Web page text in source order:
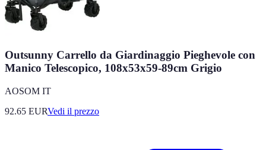
Outsunny Carrello da Giardinaggio Pieghevole con
Manico Telescopico, 108x53x59-89cm Grigio
AOSOM IT
92.65 EURVedi il prezzo